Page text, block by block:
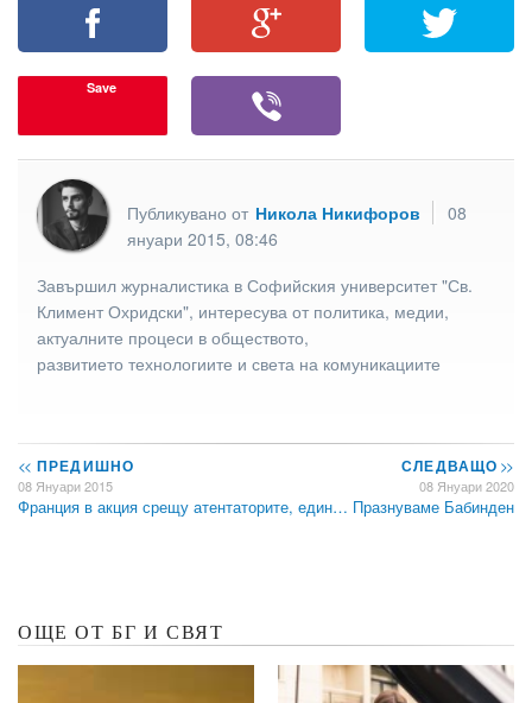
Save
Публикувано от Никола Никифоров
08
януари 2015, 08:46
Завършил журналистика в Софийския университет "Св.
Климент Охридски", интересува от политика, медии,
актуалните процеси в обществото,
развитието технологиите и света на комуникациите
<< ПРЕДИШНО
08 Януари 2015
Франция в акция срещу атентаторите, един…
СЛЕДВАЩО>>
08 Януари 2020
Празнуваме Бабинден
ОЩЕ ОТ БГ И СВЯТ